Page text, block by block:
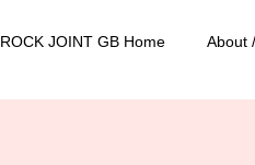
ROCK JOINT GB Home About